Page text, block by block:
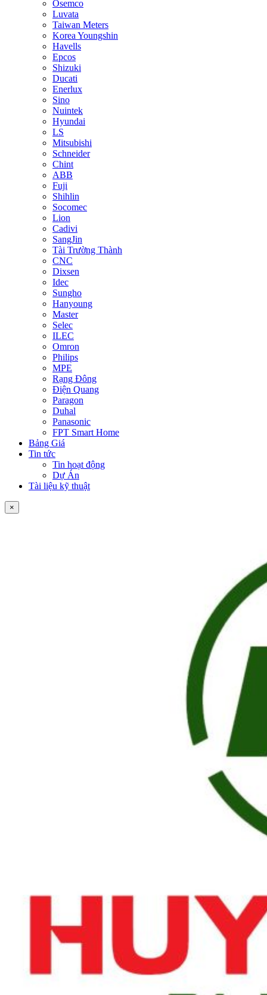
Osemco
Luvata
Taiwan Meters
Korea Youngshin
Havells
Epcos
Shizuki
Ducati
Enerlux
Sino
Nuintek
Hyundai
LS
Mitsubishi
Schneider
Chint
ABB
Fuji
Shihlin
Socomec
Lion
Cadivi
SangJin
Tài Trường Thành
CNC
Dixsen
Idec
Sungho
Hanyoung
Master
Selec
ILEC
Omron
Philips
MPE
Rạng Đông
Điện Quang
Paragon
Duhal
Panasonic
FPT Smart Home
Bảng Giá
Tin tức
Tin hoạt động
Dự Án
Tài liệu kỹ thuật
×